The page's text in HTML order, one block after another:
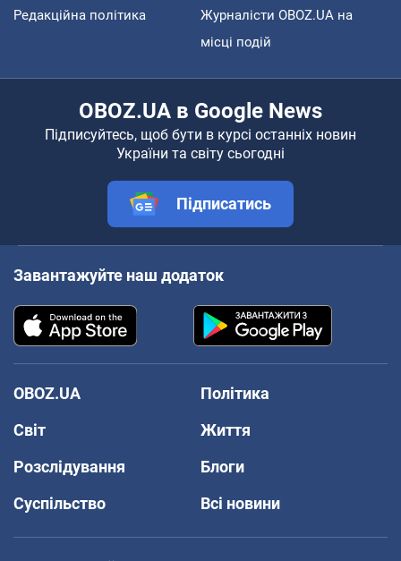
Редакційна політика
Журналісти OBOZ.UA на
місці подій
OBOZ.UA в Google News
Підписуйтесь, щоб бути в курсі останніх новин
України та світу сьогодні
Підписатись
Завантажуйте наш додаток
OBOZ.UA
Політика
Світ
Життя
Розслідування
Блоги
Суспільство
Всі новини